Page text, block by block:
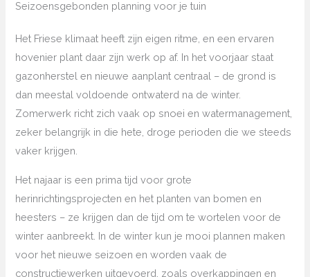
Seizoensgebonden planning voor je tuin
Het Friese klimaat heeft zijn eigen ritme, en een ervaren
hovenier plant daar zijn werk op af. In het voorjaar staat
gazonherstel en nieuwe aanplant centraal – de grond is
dan meestal voldoende ontwaterd na de winter.
Zomerwerk richt zich vaak op snoei en watermanagement,
zeker belangrijk in die hete, droge perioden die we steeds
vaker krijgen.
Het najaar is een prima tijd voor grote
herinrichtingsprojecten en het planten van bomen en
heesters – ze krijgen dan de tijd om te wortelen voor de
winter aanbreekt. In de winter kun je mooi plannen maken
voor het nieuwe seizoen en worden vaak de
constructiewerken uitgevoerd, zoals overkappingen en